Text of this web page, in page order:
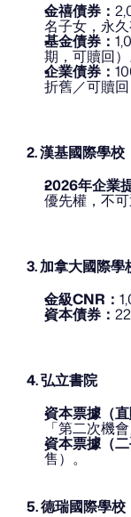
金禧債券：
名子女，永久
基金債券：
期，可贖回）
企業債券：
折舊／可贖回
2. 漢基國際學校
2026年企業
優先權，不可
3. 加拿大國際學
金級CNR：
資本債券：
4. 弘立書院
資本票據（直
「第二次機
資本票據（二
售）。
5. 德瑞國際學校